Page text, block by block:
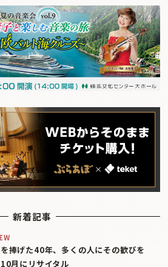
新着記事
捧げた40年、多くの人にその歓びを
月にリサイタル